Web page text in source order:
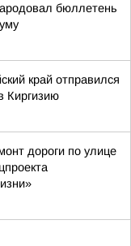
бюллетень
край отправился
Киргизию
дороги по улице